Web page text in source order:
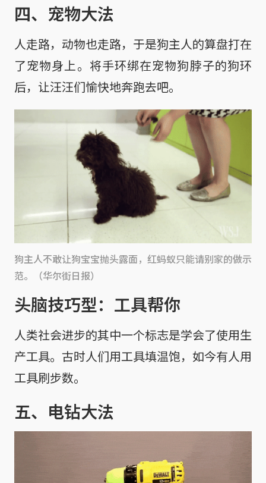
四、宠物大法
人走路，动物也走路，于是狗主人的算盘打在
了宠物身上。将手环绑在宠物狗脖子的狗环
后，让汪汪们愉快地奔跑去吧。
狗主人不敢让狗宝宝抛头露面，红蚂蚁只能请别家的做示
范。（华尔街日报）
头脑技巧型：工具帮你
人类社会进步的其中一个标志是学会了使用生
产工具。古时人们用工具填温饱，如今有人用
工具刷步数。
五、电钻大法